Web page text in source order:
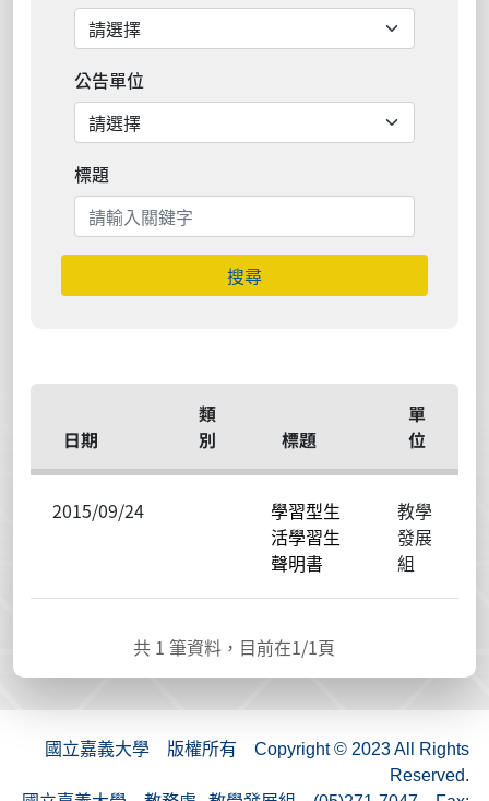
公告單位
標題
搜尋
日期
類
別
標題
單
位
2015/09/24
學習型生
活學習生
聲明書
教學
發展
組
共 1 筆資料，目前在1/1頁
國立嘉義大學 版權所有 Copyright © 2023 All Rights
Reserved.